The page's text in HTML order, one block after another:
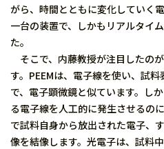
がら、時間とともに変化していく
一台の装置で、しかもリアルタイ
た。
そこで、内藤教授が注目したの
す。PEEMは、電子線を使い、試
で、電子顕微鏡と似ています。し
る電子線を人工的に発生させるの
で試料自身から放出された電子、
像を結像します。光電子は、試料